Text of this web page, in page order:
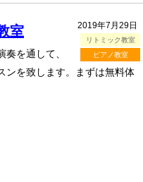
2019年7月29日
リトミック教室
ピアノ教室
室
を通して、
ンを致します。まずは無料体